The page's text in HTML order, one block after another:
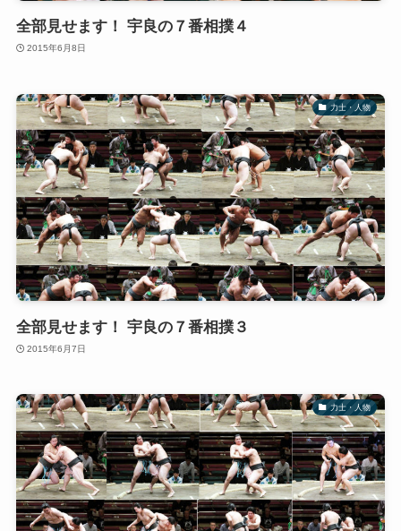
全部見せます！ 宇良の７番相撲４
2015年6月8日
力士・人物
全部見せます！ 宇良の７番相撲３
2015年6月7日
力士・人物